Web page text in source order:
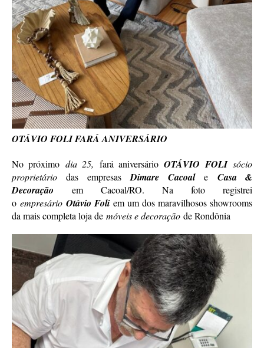
OTÁVIO FOLI FARÁ ANIVERSÁRIO
No próximo dia 25, fará aniversário OTÁVIO FOLI sócio
proprietáriodas empresasDimare Cacoale Casa &
Decoração em Cacoal/RO. Na foto registrei
o empresário Otávio Foli em um dos maravilhosos showrooms
da mais completa loja de móveis e decoração de Rondônia